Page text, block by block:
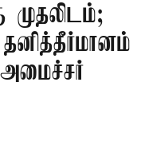
முதலிடம்;